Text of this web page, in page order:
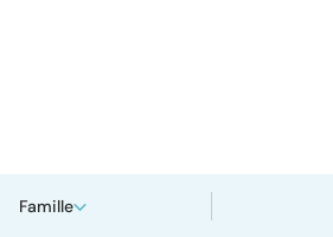
Famille